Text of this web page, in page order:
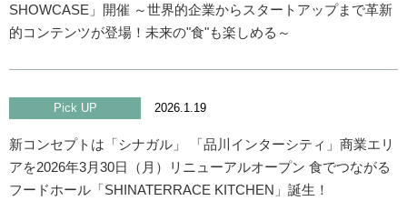
SHOWCASE」開催 ～世界的企業からスタートアップまで革新
的コンテンツが登場！未来の"食"も楽しめる～
Pick UP 2026.1.19
新コンセプトは「シナガル」 「品川インターシティ」商業エリ
アを2026年3月30日（月）リニューアルオープン 食でつながる
フードホール「SHINATERRACE KITCHEN」誕生！